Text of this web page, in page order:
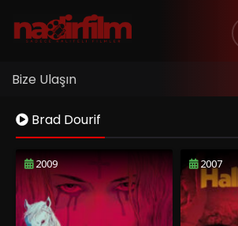
Bize Ulaşın
Brad Dourif
2009 2007